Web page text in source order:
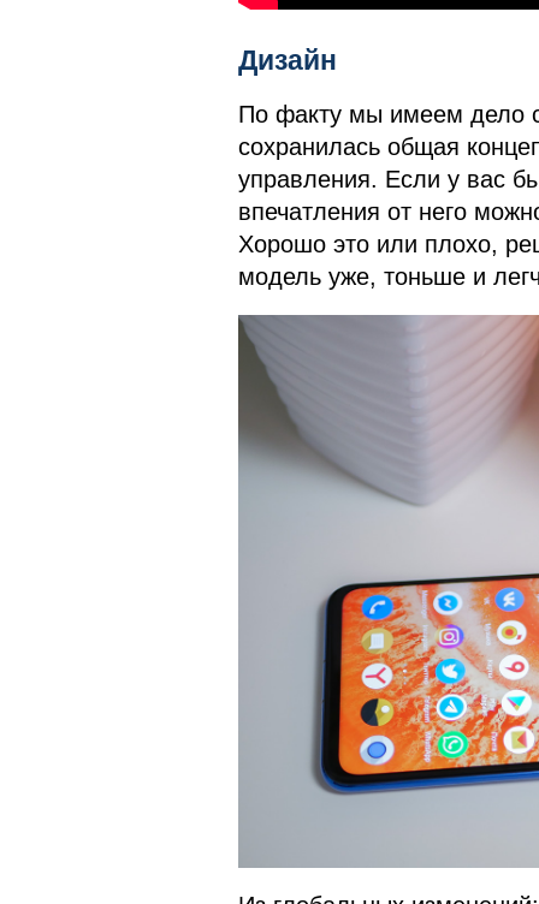
Дизайн
По факту мы имеем дело
сохранилась общая
управления. Если у вас
впечатления от него
Хорошо это или плохо,
модель уже, тоньше и